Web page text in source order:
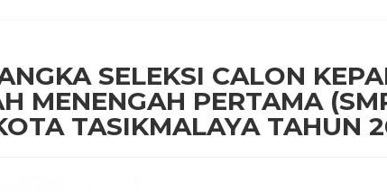
SELEKSI CALON
MENENGAH PERTAMA
TASIKMALAYA TAHUN